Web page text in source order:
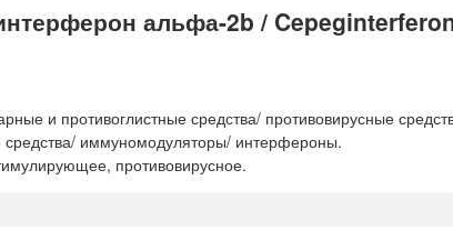
альфа-2b /
и противоглистные средства/ противовирусные
иммуномодуляторы/ интерфероны.
противовирусное.